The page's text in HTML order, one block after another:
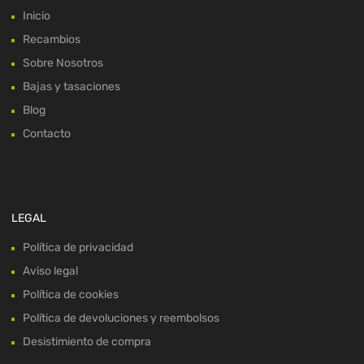
Inicio
Recambios
Sobre Nosotros
Bajas y tasaciones
Blog
Contacto
LEGAL
Política de privacidad
Aviso legal
Política de cookies
Política de devoluciones y reembolsos
Desistimiento de compra